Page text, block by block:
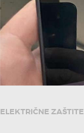
ELEKTRIČNE ZAŠTITE